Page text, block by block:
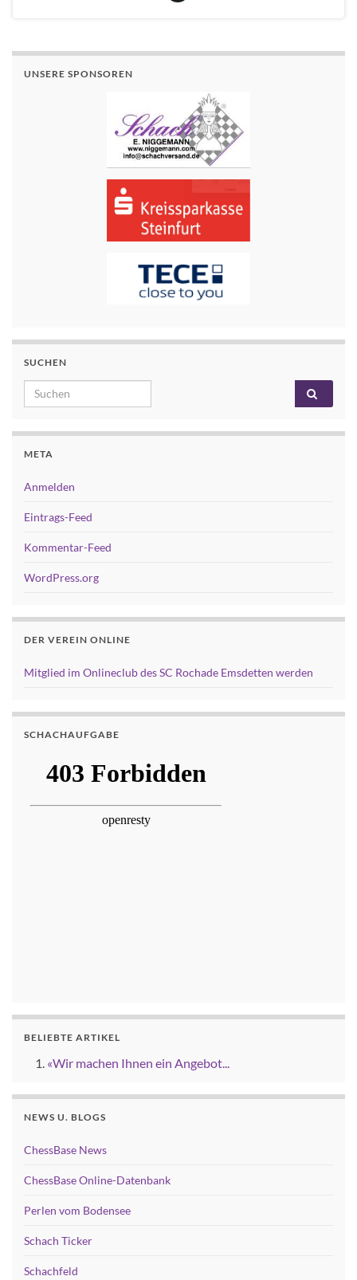
UNSERE SPONSOREN
SUCHEN
Search for:
META
Anmelden
Eintrags-Feed
Kommentar-Feed
WordPress.org
DER VEREIN ONLINE
Mitglied im Onlineclub des SC Rochade Emsdetten werden
SCHACHAUFGABE
BELIEBTE ARTIKEL
«Wir machen Ihnen ein Angebot...
NEWS U. BLOGS
ChessBase News
ChessBase Online-Datenbank
Perlen vom Bodensee
Schach Ticker
Schachfeld